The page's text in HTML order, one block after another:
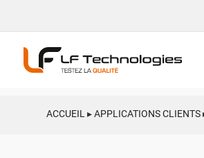
ACCUEIL ▸APPLICATIONS CLIENTS